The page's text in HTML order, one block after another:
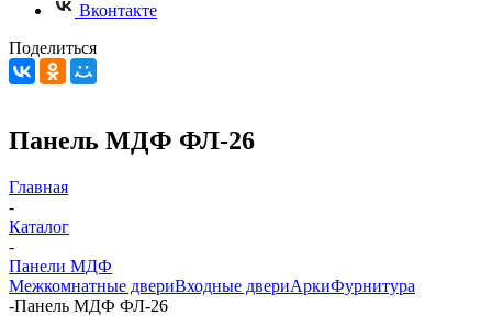
Вконтакте
Поделиться
Панель МДФ ФЛ-26
Главная
-
Каталог
-
Панели МДФ
Межкомнатные двериВходные двериАркиФурнитура
-Панель МДФ ФЛ-26